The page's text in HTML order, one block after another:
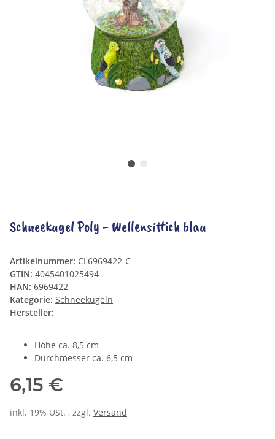
Schneekugel Poly - Wellensittich blau
Artikelnummer: CL6969422-C
GTIN: 4045401025494
HAN: 6969422
Kategorie: Schneekugeln
Hersteller:
Höhe ca. 8,5 cm
Durchmesser ca. 6,5 cm
6,15 €
inkl. 19% USt. , zzgl. Versand